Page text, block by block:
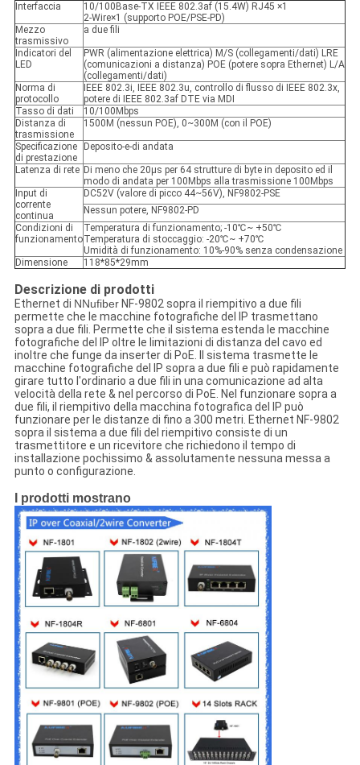
Interfaccia
10/100Base-TX IEEE 802.3af (15.4W) RJ45 ×1
2-Wire×1 (supporto POE/PSE-PD)
Mezzo
trasmissivo
a due fili
Indicatori del
LED
PWR (alimentazione elettrica) M/S (collegamenti/dati) LRE
(comunicazioni a distanza) POE (potere sopra Ethernet) L/A
(collegamenti/dati)
Norma di
protocollo
IEEE 802.3i, IEEE 802.3u, controllo di flusso di IEEE 802.3x,
potere di IEEE 802.3af DTE via MDI
Tasso di dati
10/100Mbps
Distanza di
trasmissione
1500M (nessun POE), 0~300M (con il POE)
Specificazione
di prestazione
Deposito-e-di andata
Latenza di rete Di meno che 20µs per 64 strutture di byte in deposito ed il
modo di andata per 100Mbps alla trasmissione 100Mbps
Input di
corrente
continua
DC52V (valore di picco 44~56V), NF9802-PSE
Nessun potere, NF9802-PD
Condizioni di
funzionamento
Temperatura di funzionamento; -10℃~ +50℃
Temperatura di stoccaggio: -20℃~ +70℃
Umidità di funzionamento: 10%-90% senza condensazione
Dimensione
118*85*29mm
Descrizione di prodotti
Ethernet di NNufiberNF-9802 sopra il riempitivo a due fili
permette che le macchine fotografiche del IP trasmettano
sopra a due fili. Permette che il sistema estenda le macchine
fotografiche del IP oltre le limitazioni di distanza del cavo ed
inoltre che funge da inserter di PoE. Il sistema trasmette le
macchine fotografiche del IP sopra a due fili e può rapidamente
girare tutto l'ordinario a due fili in una comunicazione ad alta
velocità della rete & nel percorso di PoE. Nel funzionare sopra a
due fili, il riempitivo della macchina fotografica del IP può
funzionare per le distanze di fino a 300 metri. Ethernet NF-9802
sopra il sistema a due fili del riempitivo consiste di un
trasmettitore e un ricevitore che richiedono il tempo di
installazione pochissimo & assolutamente nessuna messa a
punto o configurazione.
I prodotti mostrano